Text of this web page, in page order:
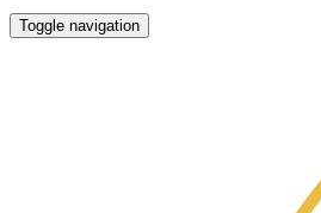
Toggle navigation